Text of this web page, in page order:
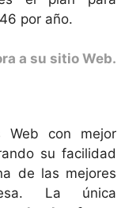
por año.
a su sitio Web.
Web con mejor
su facilidad
de las mejores
La única